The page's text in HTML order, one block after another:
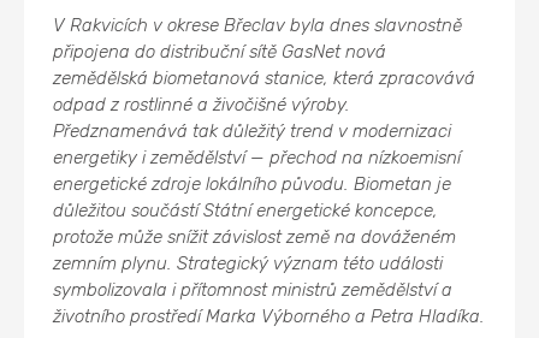
V Rakvicích v okrese Břeclav byla dnes slavnostně
připojena do distribuční sítě GasNet nová
zemědělská biometanová stanice, která zpracovává
odpad z rostlinné a živočišné výroby.
Předznamenává tak důležitý trend v modernizaci
energetiky i zemědělství — přechod na nízkoemisní
energetické zdroje lokálního původu. Biometan je
důležitou součástí Státní energetické koncepce,
protože může snížit závislost země na dováženém
zemním plynu. Strategický význam této události
symbolizovala i přítomnost ministrů zemědělství a
životního prostředí Marka Výborného a Petra Hladíka.